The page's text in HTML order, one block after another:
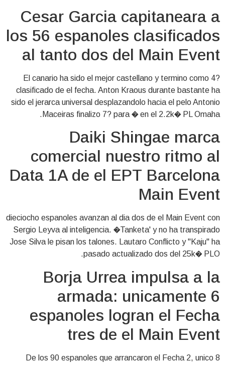
Cesar Garcia capitaneara a
los 56 espanoles clasificados
al tanto dos del Main Event
El canario ha sido el mejor castellano y termino como 4?
clasificado de el fecha. Anton Kraous durante bastante ha
sido el jerarca universal desplazandolo hacia el pelo Antonio
Maceiras finalizo 7? para � en el 2.2k� PL Omaha.
Daiki Shingae marca
comercial nuestro ritmo al
Data 1A de el EPT Barcelona
Main Event
dieciocho espanoles avanzan al dia dos de el Main Event con
Sergio Leyva al inteligencia. �Tanketa' y no ha transpirado
Jose Silva le pisan los talones. Lautaro Conflicto y "Kaju" ha
pasado actualizado dos del 25k� PLO.
Borja Urrea impulsa a la
armada: unicamente 6
espanoles logran el Fecha
tres de el Main Event
De los 90 espanoles que arrancaron el Fecha 2, unico 8